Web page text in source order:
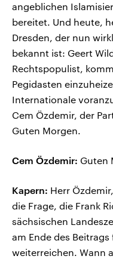
angeblichen
bereitet. Und heute,
Dresden, der nun
bekannt ist: Geert
Rechtspopulist,
Pegidasten
Internationale
Cem Özdemir, der
Guten Morgen.
Cem Özdemir: Guten
Kapern: Herr
die Frage, die Frank
sächsischen
am Ende des
weiterreichen. Wann